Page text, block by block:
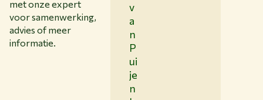
met onze expert
voor samenwerking,
advies of meer
informatie.
v
a
n
P
ui
je
n